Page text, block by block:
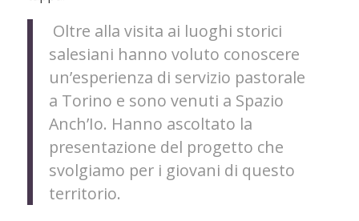
Oltre alla visita ai luoghi storici
salesiani hanno voluto conoscere
un’esperienza di servizio pastorale
a Torino e sono venuti a Spazio
Anch’Io. Hanno ascoltato la
presentazione del progetto che
svolgiamo per i giovani di questo
territorio.